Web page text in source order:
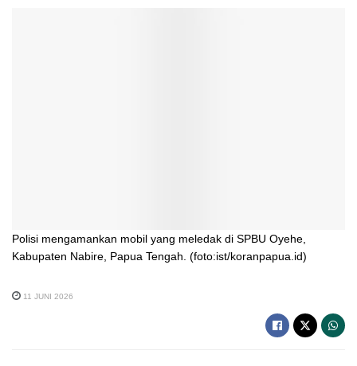
Polisi mengamankan mobil yang meledak di SPBU Oyehe,
Kabupaten Nabire, Papua Tengah. (foto:ist/koranpapua.id)
11 JUNI 2026